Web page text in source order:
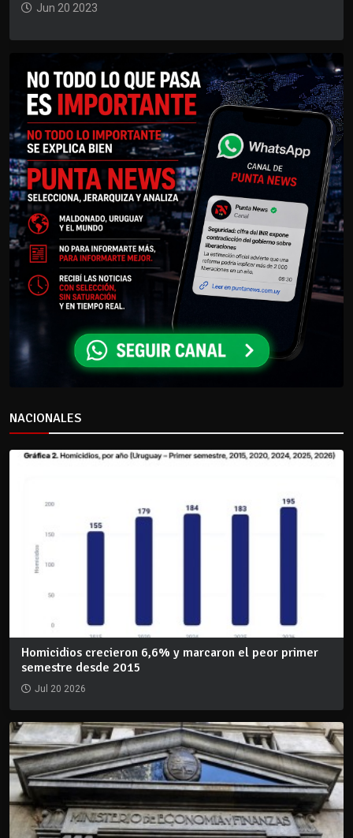
Jun 20 2023
NACIONALES
Homicidios crecieron 6,6% y marcaron el peor primer
semestre desde 2015
Jul 20 2026